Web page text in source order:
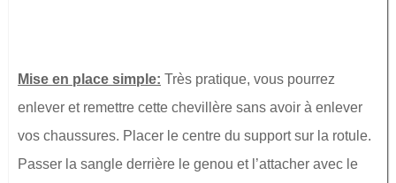
Mise en place simple: Très pratique, vous pourrez
enlever et remettre cette chevillère sans avoir à enlever
vos chaussures. Placer le centre du support sur la rotule.
Passer la sangle derrière le genou et l’attacher avec le